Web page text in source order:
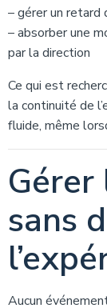
– gérer un retard
– absorber une
par la direction
Ce qui est
la continuité de
fluide, même
sans
Aucun